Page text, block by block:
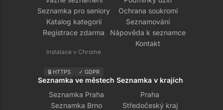
Seznamka pro seniory
Katalog kategorií
Registrace zdarma
Instalace v Chrome
🔒 HTTPS ✓ GDPR
Ochrana soukromí
Seznamování
Nápověda k seznamce
Kontakt
Seznamka ve městech
Seznamka Praha
Seznamka Brno
Seznamka v krajích
Praha
Středočeský kraj